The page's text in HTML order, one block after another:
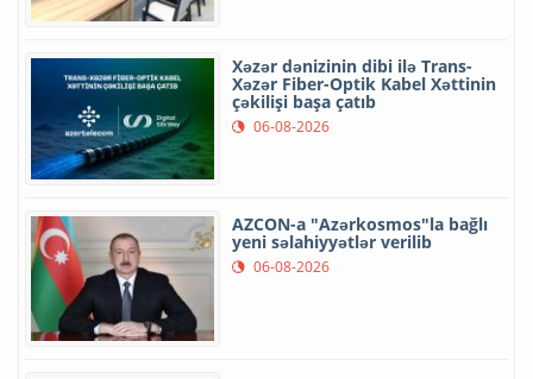
Xəzər dənizinin dibi ilə Trans-
Xəzər Fiber-Optik Kabel Xəttinin
çəkilişi başa çatıb
06-08-2026
AZCON-a "Azərkosmos"la bağlı
yeni səlahiyyətlər verilib
06-08-2026